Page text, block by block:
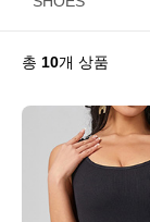
총 10개 상품